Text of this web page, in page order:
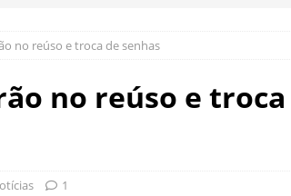
Latina é a segunda região mais exposta a
no reúso e troca de senhas
no reúso e troca
1